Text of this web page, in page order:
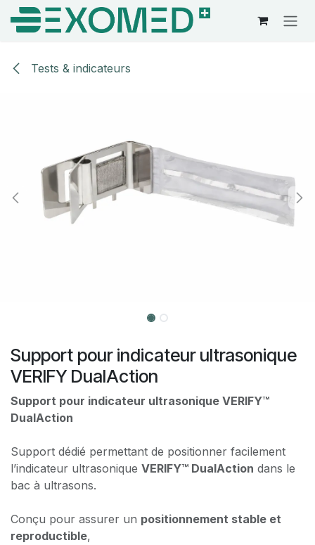
Se rendre au contenu
Tests & indicateurs
Support pour indicateur ultrasonique
VERIFY DualAction
Support pour indicateur ultrasonique VERIFY™
DualAction
Support dédié permettant de positionner facilement
l’indicateur ultrasonique VERIFY™ DualAction dans le
bac à ultrasons.
Conçu pour assurer un positionnement stable et
reproductible,